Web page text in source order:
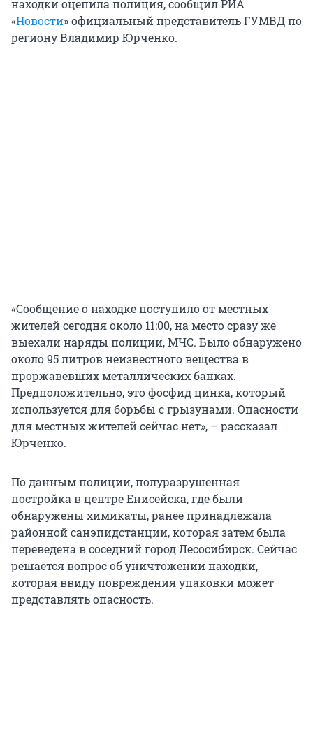
находки оцепила полиция, сообщил РИА
«Новости» официальный представитель ГУМВД по
региону Владимир Юрченко.
«Сообщение о находке поступило от местных
жителей сегодня около 11:00, на место сразу же
выехали наряды полиции, МЧС. Было обнаружено
около 95 литров неизвестного вещества в
проржавевших металлических банках.
Предположительно, это фосфид цинка, который
используется для борьбы с грызунами. Опасности
для местных жителей сейчас нет», – рассказал
Юрченко.
По данным полиции, полуразрушенная
постройка в центре Енисейска, где были
обнаружены химикаты, ранее принадлежала
районной санэпидстанции, которая затем была
переведена в соседний город Лесосибирск. Сейчас
решается вопрос об уничтожении находки,
которая ввиду повреждения упаковки может
представлять опасность.